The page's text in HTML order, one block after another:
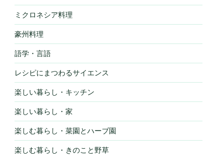
ミクロネシア料理
豪州料理
語学・言語
レシピにまつわるサイエンス
楽しい暮らし・キッチン
楽しい暮らし・家
楽しむ暮らし・菜園とハーブ園
楽しむ暮らし・きのこと野草